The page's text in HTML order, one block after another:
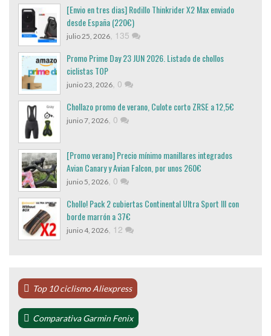
[Envio en tres dias] Rodillo Thinkrider X2 Max enviado
desde España (220€)
julio 25, 2026, 135
Promo Prime Day 23 JUN 2026. Listado de chollos
ciclistas TOP
junio 23, 2026, 0
Chollazo promo de verano, Culote corto ZRSE a 12,5€
junio 7, 2026, 0
[Promo verano] Precio mínimo manillares integrados
Avian Canary y Avian Falcon, por unos 260€
junio 5, 2026, 0
Chollo! Pack 2 cubiertas Continental Ultra Sport III con
borde marrón a 37€
junio 4, 2026, 12
Top 10 ciclismo Aliexpress
Comparativa Garmin Fenix